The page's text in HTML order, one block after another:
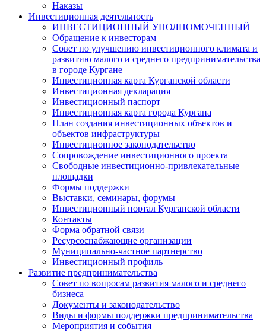
Наказы
Инвестиционная деятельность
ИНВЕСТИЦИОННЫЙ УПОЛНОМОЧЕННЫЙ
Обращение к инвесторам
Совет по улучшению инвестиционного климата и
развитию малого и среднего предпринимательства
в городе Кургане
Инвестиционная карта Курганской области
Инвестиционная декларация
Инвестиционный паспорт
Инвестиционная карта города Кургана
План создания инвестиционных объектов и
объектов инфраструктуры
Инвестиционное законодательство
Сопровождение инвестиционного проекта
Свободные инвестиционно-привлекательные
площадки
Формы поддержки
Выставки, семинары, форумы
Инвестиционный портал Курганской области
Контакты
Форма обратной связи
Ресурсоснабжающие организации
Муниципально-частное партнерство
Инвестиционный профиль
Развитие предпринимательства
Совет по вопросам развития малого и среднего
бизнеса
Документы и законодательство
Виды и формы поддержки предпринимательства
Мероприятия и события